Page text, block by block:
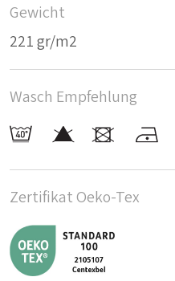
Gewicht
221 gr/m2
Wasch Empfehlung
Zertifikat Oeko-Tex